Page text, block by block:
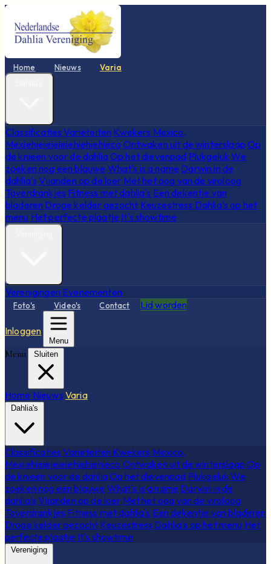
Home Nieuws Varia
Classificaties Variëteiten Kwekers Mexico,
Mexiehieieieieiehiehiehieco Ontwaken uit de winterslaap Op
de knieën voor de dahliaOp het dievenpad Plukgeluk We
zoeken nog een blauwe What's is a name Darwin in de
dahlia's Vijanden op de loer Met het oog van de viroloog
Toverdrankjes Fitness met dahlia's Een dekentje van
bladeren Droge kelder gezocht Keuzestress Dahlia's op het
menu Het perfecte plaatje It's showtime
Verenigingen Evenementen
Foto's Video's Contact Lid worden
Inloggen
Menu
Menu Sluiten
Home Nieuws Varia
Dahlia's
Classificaties Variëteiten Kwekers Mexico,
Mexiehieieieieiehiehiehieco Ontwaken uit de winterslaap Op
de knieën voor de dahliaOp het dievenpad Plukgeluk We
zoeken nog een blauwe What's is a name Darwin in de
dahlia's Vijanden op de loer Met het oog van de viroloog
Toverdrankjes Fitness met dahlia's Een dekentje van bladeren
Droge kelder gezocht Keuzestress Dahlia's op het menu Het
perfecte plaatje It's showtime
Vereniging